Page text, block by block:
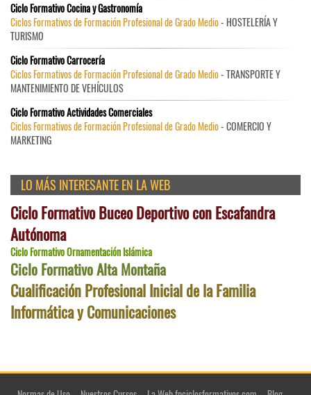
Ciclo Formativo Cocina y Gastronomía
Ciclos Formativos de Formación Profesional de Grado Medio- HOSTELERÍA Y
TURISMO
Ciclo Formativo Carrocería
Ciclos Formativos de Formación Profesional de Grado Medio- TRANSPORTE Y
MANTENIMIENTO DE VEHÍCULOS
Ciclo Formativo Actividades Comerciales
Ciclos Formativos de Formación Profesional de Grado Medio- COMERCIO Y
MARKETING
LO MÁS INTERESANTE EN LA WEB
Ciclo Formativo Buceo Deportivo con Escafandra
Autónoma
Ciclo Formativo Ornamentación Islámica
Ciclo Formativo Alta Montaña
Cualificación Profesional Inicial de la Familia
Informática y Comunicaciones